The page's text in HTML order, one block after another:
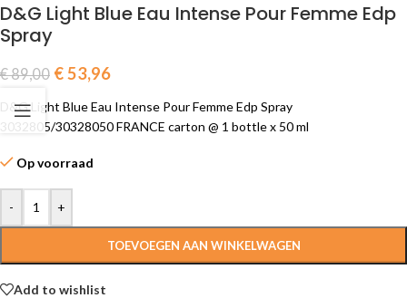
D&G Light Blue Eau Intense Pour Femme Edp
Spray
€89,00 €53,96
D&G Light Blue Eau Intense Pour Femme Edp Spray
3032805/30328050 FRANCE carton @ 1 bottle x 50 ml
Op voorraad
- +
TOEVOEGEN AAN WINKELWAGEN
Add to wishlist